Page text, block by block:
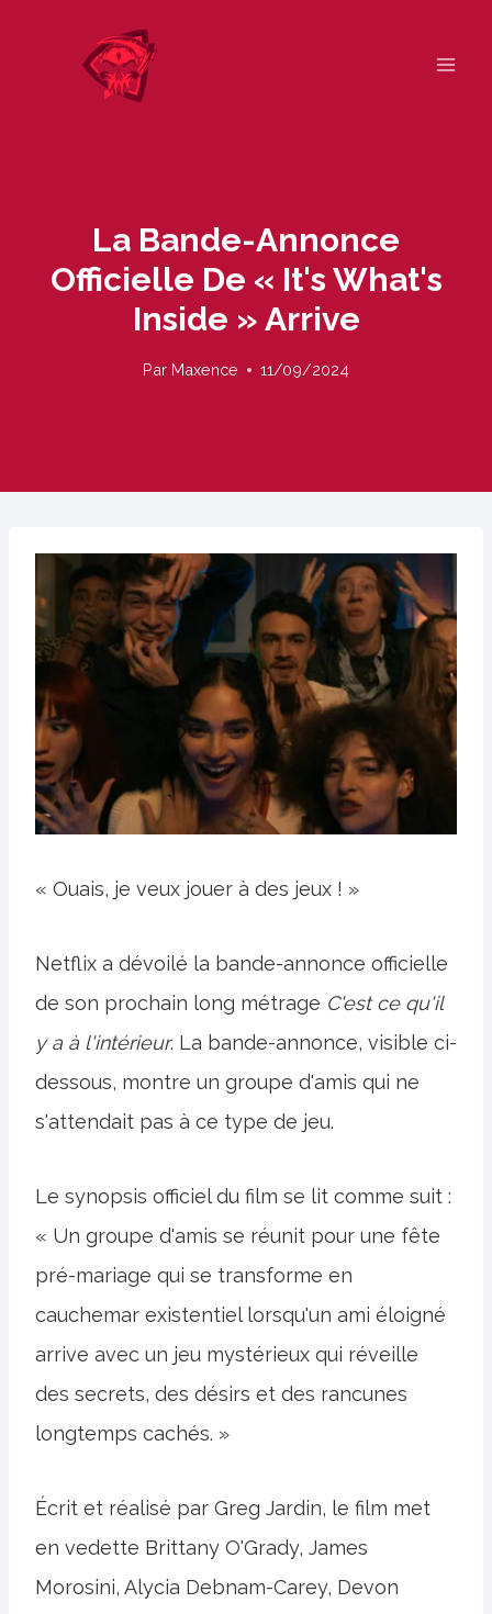
La Bande-Annonce
Officielle De « It's What's
Inside » Arrive
Par Maxence 11/09/2024
« Ouais, je veux jouer à des jeux ! »
Netflix a dévoilé la bande-annonce officielle
de son prochain long métrage C'est ce qu'il
y a à l'intérieur. La bande-annonce, visible ci-
dessous, montre un groupe d'amis qui ne
s'attendait pas à ce type de jeu.
Le synopsis officiel du film se lit comme suit :
« Un groupe d'amis se réunit pour une fête
pré-mariage qui se transforme en
cauchemar existentiel lorsqu'un ami éloigné
arrive avec un jeu mystérieux qui réveille
des secrets, des désirs et des rancunes
longtemps cachés. »
Écrit et réalisé par Greg Jardin, le film met
en vedette Brittany O'Grady, James
Morosini, Alycia Debnam-Carey, Devon